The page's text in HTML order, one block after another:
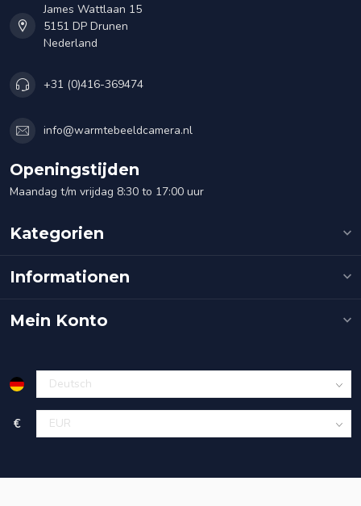
James Wattlaan 15
5151 DP Drunen
Nederland
+31 (0)416-369474
info@warmtebeeldcamera.nl
Openingstijden
Maandag t/m vrijdag 8:30 to 17:00 uur
Kategorien
Informationen
Mein Konto
€